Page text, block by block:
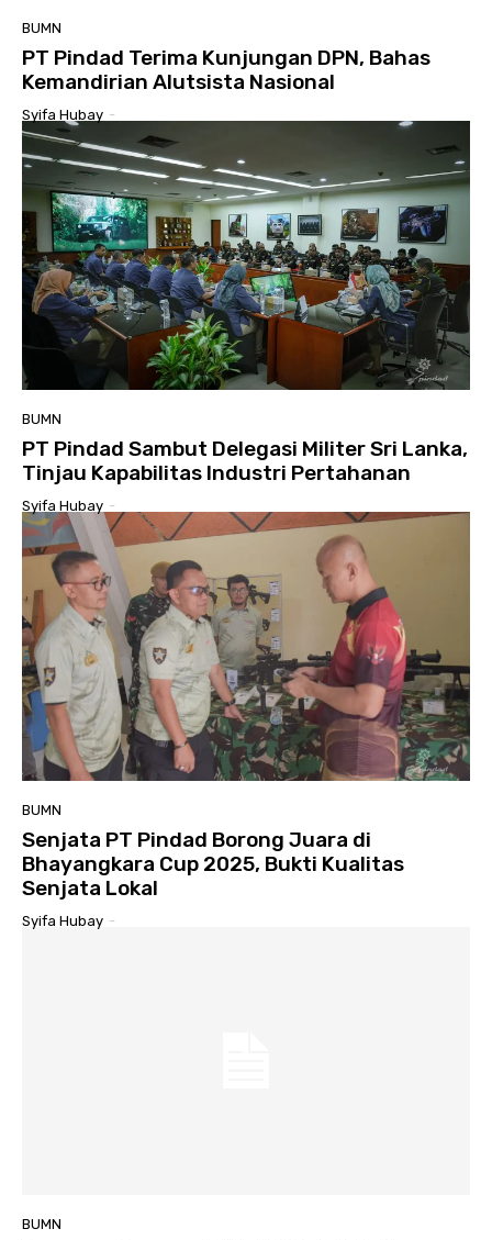
BUMN
PT Pindad Terima Kunjungan DPN, Bahas
Kemandirian Alutsista Nasional
Syifa Hubay -
BUMN
PT Pindad Sambut Delegasi Militer Sri Lanka,
Tinjau Kapabilitas Industri Pertahanan
Syifa Hubay -
BUMN
Senjata PT Pindad Borong Juara di
Bhayangkara Cup 2025, Bukti Kualitas
Senjata Lokal
Syifa Hubay -
BUMN